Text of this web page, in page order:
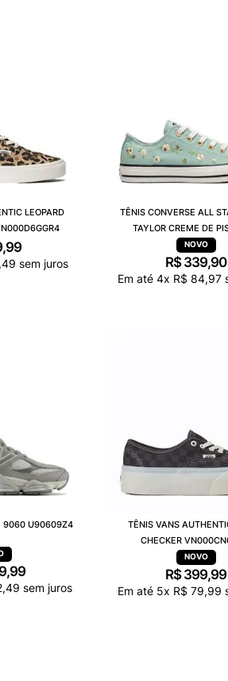
LEOPARD
,99
49 sem juros
TÊNIS CONVERSE ALL
TAYLOR CREME DE
CT34640001
R$ 339,90
Em até 4x R$ 84,97
9060 U90609Z4
,99
,49 sem juros
TÊNIS VANS
CHECKER
R$ 399,99
Em até 5x R$ 79,99